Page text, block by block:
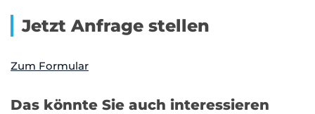
Jetzt Anfrage stellen
Zum Formular
Das könnte Sie auch interessieren